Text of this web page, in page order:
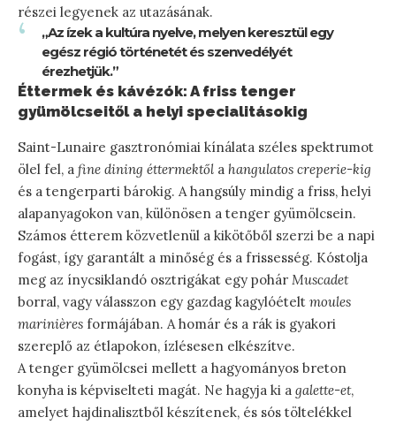
részei legyenek az utazásának.
„Az ízek a kultúra nyelve, melyen keresztül egy
egész régió történetét és szenvedélyét
érezhetjük.”
Éttermek és kávézók: A friss tenger
gyümölcseitől a helyi specialitásokig
Saint-Lunaire gasztronómiai kínálata széles spektrumot
ölel fel, a fine dining éttermektől a hangulatos creperie-kig
és a tengerparti bárokig. A hangsúly mindig a friss, helyi
alapanyagokon van, különösen a tenger gyümölcsein.
Számos étterem közvetlenül a kikötőből szerzi be a napi
fogást, így garantált a minőség és a frissesség. Kóstolja
meg az ínycsiklandó osztrigákat egy pohár Muscadet
borral, vagy válasszon egy gazdag kagylóételt moules
marinières formájában. A homár és a rák is gyakori
szereplő az étlapokon, ízlésesen elkészítve.
A tenger gyümölcsei mellett a hagyományos breton
konyha is képviselteti magát. Ne hagyja ki a galette-et,
amelyet hajdinalisztből készítenek, és sós töltelékkel